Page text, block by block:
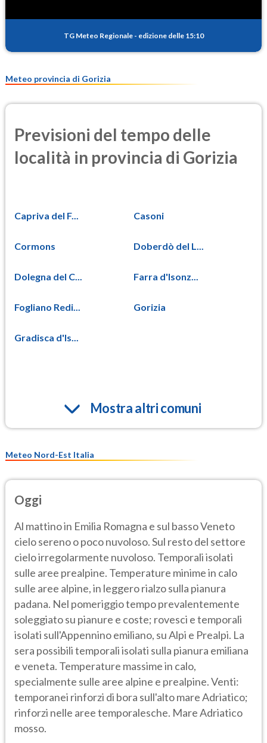
TG Meteo Regionale - edizione delle 15:10
Meteo provincia di Gorizia
Previsioni del tempo delle
località in provincia di Gorizia
Capriva del F... Casoni
Cormons Doberdò del L...
Dolegna del C... Farra d'Isonz...
Fogliano Redi... Gorizia
Gradisca d'Is...
Mostra altri comuni
Meteo Nord-Est Italia
Oggi
Al mattino in Emilia Romagna e sul basso Veneto
cielo sereno o poco nuvoloso. Sul resto del settore
cielo irregolarmente nuvoloso. Temporali isolati
sulle aree prealpine. Temperature minime in calo
sulle aree alpine, in leggero rialzo sulla pianura
padana. Nel pomeriggio tempo prevalentemente
soleggiato su pianure e coste; rovesci e temporali
isolati sull'Appennino emiliano, su Alpi e Prealpi. La
sera possibili temporali isolati sulla pianura emiliana
e veneta. Temperature massime in calo,
specialmente sulle aree alpine e prealpine. Venti:
temporanei rinforzi di bora sull'alto mare Adriatico;
rinforzi nelle aree temporalesche. Mare Adriatico
mosso.